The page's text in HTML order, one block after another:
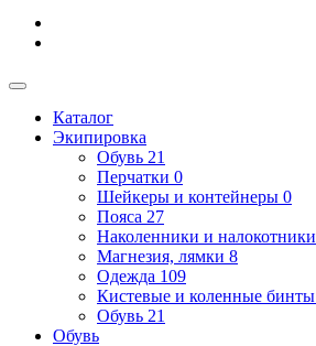
Каталог
Экипировка
Обувь 21
Перчатки 0
Шейкеры и контейнеры 0
Пояса 27
Наколенники и налокотники
Магнезия, лямки 8
Одежда 109
Кистевые и коленные бинты
Обувь 21
Обувь